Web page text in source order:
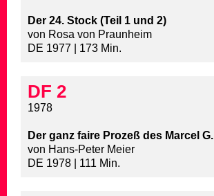
Der 24. Stock (Teil 1 und 2)
von Rosa von Praunheim
DE 1977 | 173 Min.
DF 2
1978
Der ganz faire Prozeß des Marcel G.
von Hans-Peter Meier
DE 1978 | 111 Min.